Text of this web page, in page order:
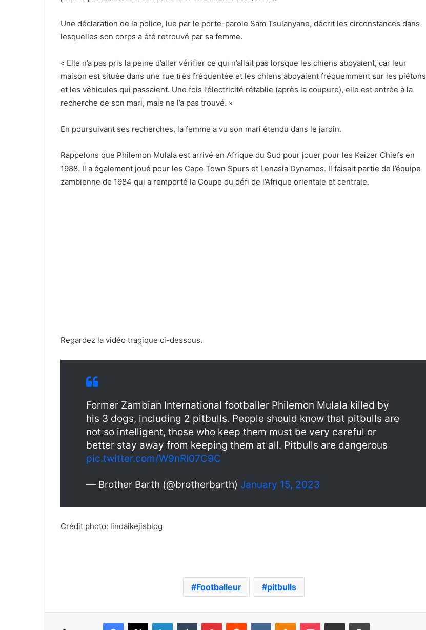
Une déclaration de la police, lue par le porte-parole Sam Tsulanyane, décrit les circonstances dans
lesquelles son corps a été retrouvé par sa femme.
« Elle n’a pas pris la peine d’aller vérifier ce qui n’allait pas lorsque les chiens aboyaient, car leur
maison est située dans une rue très fréquentée et les chiens aboyaient fréquemment sur les piétons
et les véhicules qui passaient. Une fois l’électricité rétablie (après la coupure), elle est entrée à la
recherche de son mari, mais ne l’a pas trouvé. »
En poursuivant ses recherches, la femme a vu son mari étendu dans le jardin.
Rappelons que Philemon Mulala est arrivé en Afrique du Sud pour jouer pour les Kaizer Chiefs en
1988. Il a également joué pour les Cape Town Spurs et Lenasia Dynamos. Il faisait partie de l’équipe
zambienne de 1984 qui a remporté la Coupe du défi de l’Afrique orientale et centrale.
Regardez la vidéo tragique ci-dessous.
Former Zambian International footballer Philemon Mulala killed by
his 3 dogs, including 2 pitbulls. People should know that pitbulls are
not so intelligent, those who keep them must be very careful or
better stay away from keeping them at all. Pitbulls are dangerous
pic.twitter.com/W9nRl07C9C
— Brother Barth (@brotherbarth) January 15, 2023
Crédit photo: lindaikejisblog
Footballeur pitbulls
Facebook
X LinkedinTumblr PinterestReddit VKontakteOdnoklassniki
Pocket Partager par email Imprimer